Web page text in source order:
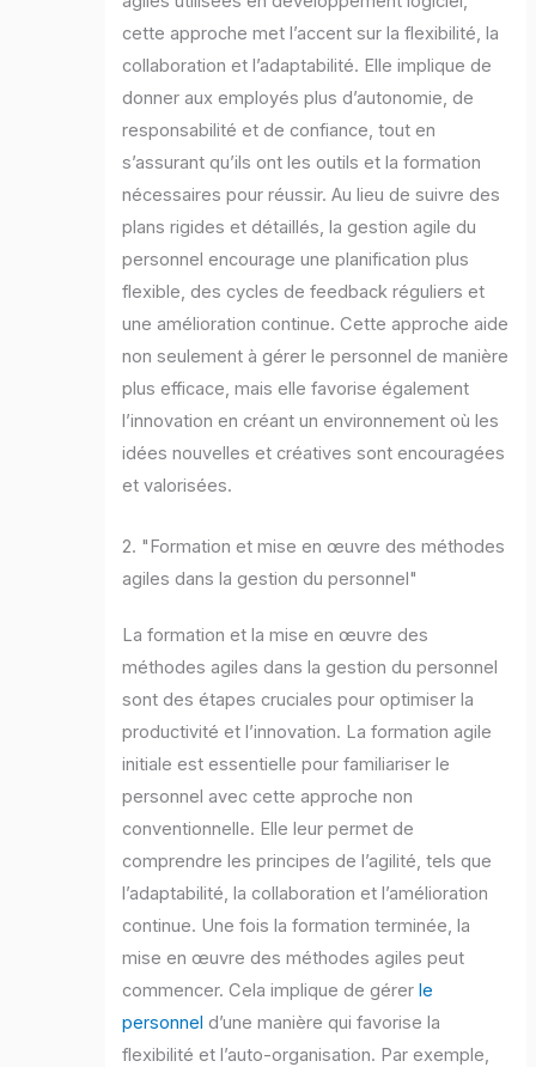
cette approche met l’accent sur la flexibilité, la
collaboration et l’adaptabilité. Elle implique de
donner aux employés plus d’autonomie, de
responsabilité et de confiance, tout en
s’assurant qu’ils ont les outils et la formation
nécessaires pour réussir. Au lieu de suivre des
plans rigides et détaillés, la gestion agile du
personnel encourage une planification plus
flexible, des cycles de feedback réguliers et
une amélioration continue. Cette approche aide
non seulement à gérer le personnel de manière
plus efficace, mais elle favorise également
l’innovation en créant un environnement où les
idées nouvelles et créatives sont encouragées
et valorisées.
2. "Formation et mise en œuvre des méthodes
agiles dans la gestion du personnel"
La formation et la mise en œuvre des
méthodes agiles dans la gestion du personnel
sont des étapes cruciales pour optimiser la
productivité et l’innovation. La formation agile
initiale est essentielle pour familiariser le
personnel avec cette approche non
conventionnelle. Elle leur permet de
comprendre les principes de l’agilité, tels que
l’adaptabilité, la collaboration et l’amélioration
continue. Une fois la formation terminée, la
mise en œuvre des méthodes agiles peut
commencer. Cela implique de gérerle
personnel d’une manière qui favorise la
flexibilité et l’auto-organisation. Par exemple,